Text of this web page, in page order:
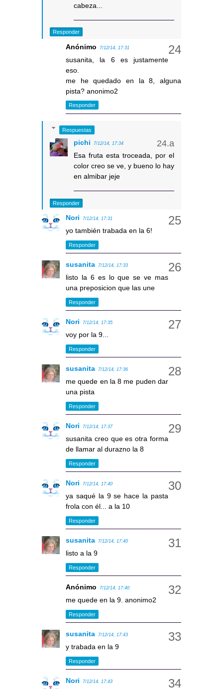
cabeza...
Responder
Anónimo 7/12/14, 17:31
susanita, la 6 es justamente
eso.
me he quedado en la 8, alguna
pista? anonimo2
Responder
Respuestas
pichi 7/12/14, 17:34
Esa fruta esta troceada, por el
color creo se ve, y bueno lo hay
en almibar jeje
Responder
Nori 7/12/14, 17:31
yo también trabada en la 6!
Responder
susanita 7/12/14, 17:33
listo la 6 es lo que se ve mas
una preposicion que las une
Responder
Nori 7/12/14, 17:35
voy por la 9...
Responder
susanita 7/12/14, 17:36
me quede en la 8 me puden dar
una pista
Responder
Nori 7/12/14, 17:37
susanita creo que es otra forma
de llamar al durazno la 8
Responder
Nori 7/12/14, 17:40
ya saqué la 9 se hace la pasta
frola con él... a la 10
Responder
susanita 7/12/14, 17:40
listo a la 9
Responder
Anónimo 7/12/14, 17:40
me quede en la 9. anonimo2
Responder
susanita 7/12/14, 17:43
y trabada en la 9
Responder
Nori 7/12/14, 17:43